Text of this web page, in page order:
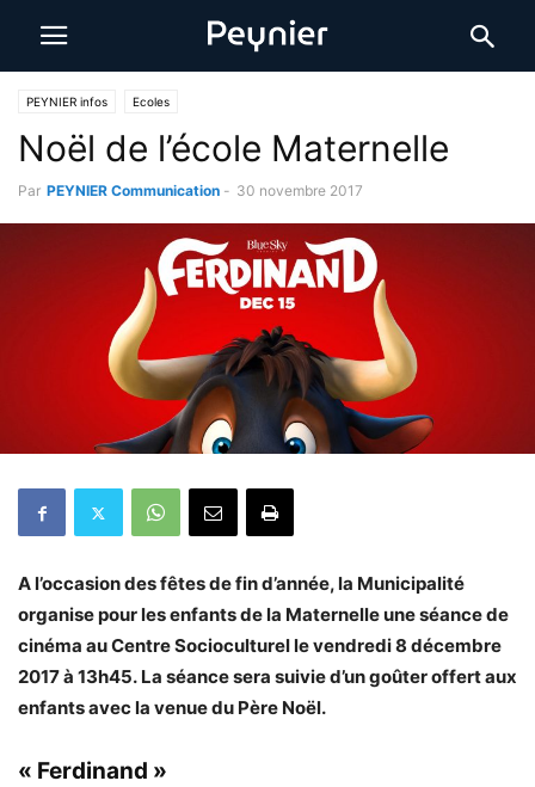
PEYNIER infos Ecoles
Noël de l’école Maternelle
Par PEYNIER Communication - 30 novembre 2017
A l’occasion des fêtes de fin d’année, la Municipalité
organise pour les enfants de la Maternelle une séance de
cinéma au Centre Socioculturel le vendredi 8 décembre
2017 à 13h45. La séance sera suivie d’un goûter offert aux
enfants avec la venue du Père Noël.
« Ferdinand »